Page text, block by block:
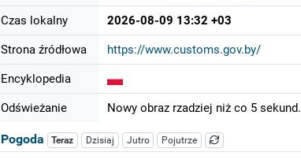
Czas lokalny 2026-08-09 13:32 +03
Strona źródłowa https://www.customs.gov.by/
Encyklopedia
Odświeżanie Nowy obraz rzadziej niż co 5 sekund.
Pogoda Teraz Dzisiaj Jutro Pojutrze